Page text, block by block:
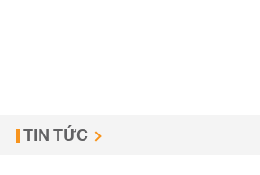
TIN TỨC